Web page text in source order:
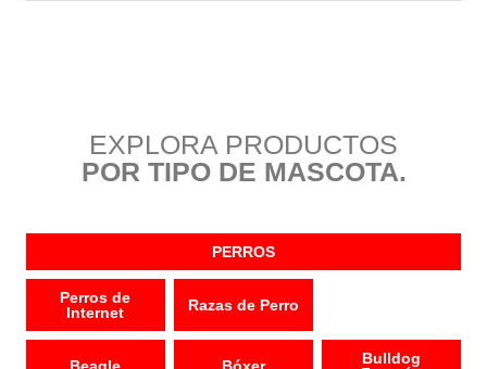
EXPLORA PRODUCTOS
POR TIPO DE MASCOTA.
PERROS
Perros de
Internet
Razas de Perro
Bulldog